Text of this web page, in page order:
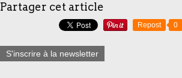
Partager cet article
Repost 0
S'inscrire à la newsletter